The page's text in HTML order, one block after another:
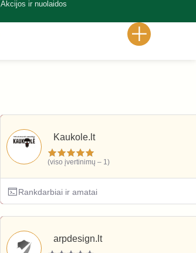
Akcijos ir nuolaidos
Kaukole.lt
(viso įvertinimų – 1)
Rankdarbiai ir amatai
arpdesign.lt